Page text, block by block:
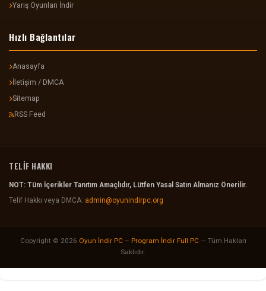
Yarış Oyunları İndir
Hızlı Bağlantılar
Anasayfa
İletişim / DMCA
Sitemap
RSS Feed
TELİF HAKKI
NOT: Tüm İçerikler Tanıtım Amaçlıdır, Lütfen Yasal Satın Almanız Önerilir.
Telif Hakkı veya DMCA: admin@oyunindirpc.org
Copyright © 2026 Oyun İndir PC – Program İndir Full PC — Tüm Hakları
Saklıdır.